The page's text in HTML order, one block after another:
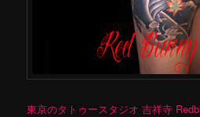
東京のタトゥースタジオ 吉祥寺